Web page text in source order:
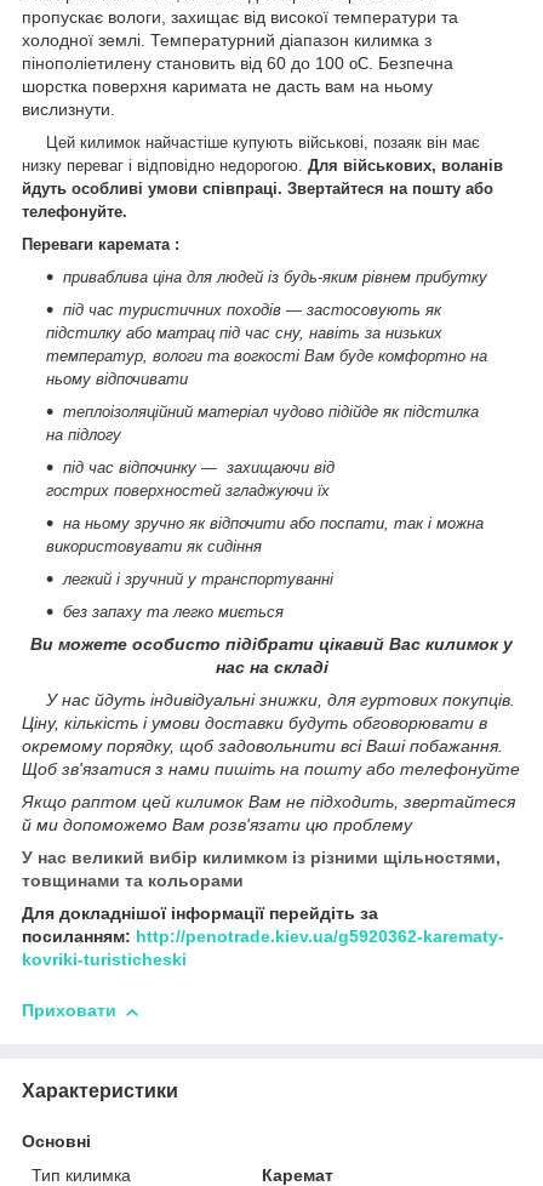
пропускає вологи, захищає від високої температури та
холодної землі. Температурний діапазон килимка з
пінополіетилену становить від 60 до 100 oС. Безпечна
шорстка поверхня каримата не дасть вам на ньому
вислизнути.
Цей килимок найчастіше купують військові, позаяк він має
низку переваг і відповідно недорогою. Для військових, воланів
йдуть особливі умови співпраці. Звертайтеся на пошту або
телефонуйте.
Переваги каремата :
приваблива ціна для людей із будь-яким рівнем прибутку
під час туристичних походів — застосовують як
підстилку або матрац під час сну, навіть за низьких
температур, вологи та вогкості Вам буде комфортно на
ньому відпочивати
теплоізоляційний матеріал чудово підійде як підстилка
на підлогу
під час відпочинку — захищаючи від
гострих поверхностей згладжуючи їх
на ньому зручно як відпочити або поспати, так і можна
використовувати як сидіння
легкий і зручний у транспортуванні
без запаху та легко миється
Ви можете особисто підібрати цікавий Вас килимок у
нас на складі
У нас йдуть індивідуальні знижки, для гуртових покупців.
Ціну, кількість і умови доставки будуть обговорювати в
окремому порядку, щоб задовольнити всі Ваші побажання.
Щоб зв'язатися з нами пишіть на пошту або телефонуйте
Якщо раптом цей килимок Вам не підходить, звертайтеся
й ми допоможемо Вам розв'язати цю проблему
У нас великий вибір килимком із різними щільностями,
товщинами та кольорами
Для докладнішої інформації перейдіть за
посиланням: http://penotrade.kiev.ua/g5920362-karematy-
kovriki-turisticheski
Приховати
Характеристики
Основні
Тип килимка
Каремат